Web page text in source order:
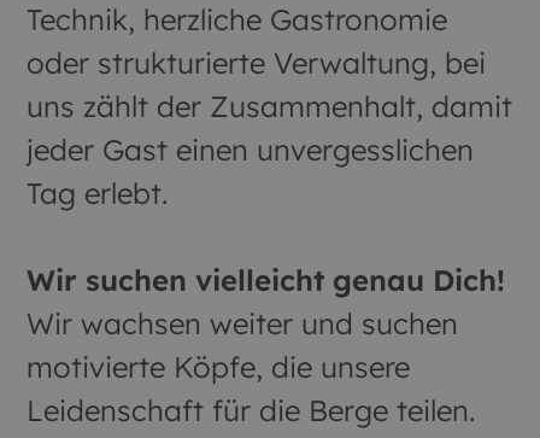
Technik, herzliche Gastronomie
oder strukturierte Verwaltung, bei
uns zählt der Zusammenhalt, damit
jeder Gast einen unvergesslichen
Tag erlebt.
Wir suchen vielleicht genau Dich!
Wir wachsen weiter und suchen
motivierte Köpfe, die unsere
Leidenschaft für die Berge teilen.